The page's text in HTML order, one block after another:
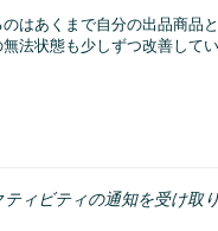
はあくまで自分の出品商品
法状態も少しずつ改善して
ィビティの通知を受け取